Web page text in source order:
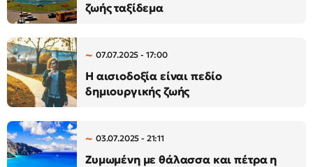
ζωής ταξίδεμα
07.07.2025 - 17:00
Η αισιοδοξία είναι πεδίο
δημιουργικής ζωής
03.07.2025 - 21:11
Ζυμωμένη με θάλασσα και πέτρα η